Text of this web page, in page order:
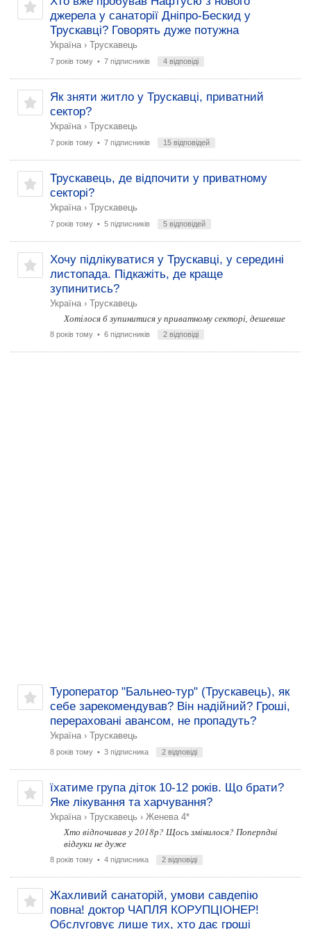
джерела у санаторії Дніпро-Бескид у
Трускавці? Говорять дуже потужна
Україна › Трускавець
7 років тому • 7 підписників 4 відповіді
Як зняти житло у Трускавці, приватний
сектор?
Україна › Трускавець
7 років тому • 7 підписників 15 відповідей
Трускавець, де відпочити у приватному
секторі?
Україна › Трускавець
7 років тому • 5 підписників 5 відповідей
Хочу підлікуватися у Трускавці, у середині
листопада. Підкажіть, де краще
зупинитись?
Україна › Трускавець
Хотілося б зупинитися у приватному секторі, дешевше
8 років тому • 6 підписників 2 відповіді
Туроператор "Бальнео-тур" (Трускавець), як
себе зарекомендував? Він надійний? Гроші,
перераховані авансом, не пропадуть?
Україна › Трускавець
8 років тому • 3 підписника 2 відповіді
їхатиме група діток 10-12 років. Що брати?
Яке лікування та харчування?
Україна › Трускавець › Женева 4*
Хто відпочивав у 2018р? Щось змінилося? Поперпдні
відгуки не дуже
8 років тому • 4 підписника 2 відповіді
Жахливий санаторій, умови савдепію
повна! доктор ЧАПЛЯ КОРУПЦІОНЕР!
Обслуговує лише тих, хто дає гроші